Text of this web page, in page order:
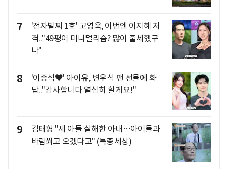
7
'전자발찌 1호' 고영욱, 이번엔 이지혜 저
격.."49평이 미니멀리즘? 많이 출세했구
나"
8
'이종석♥' 아이유, 변우석 팬 선물에 화
답.."감사합니다 열심히 할게요!"
9
김태형 "세 아들 살해한 아내…아이들과
바람쐬고 오겠다고" (특종세상)